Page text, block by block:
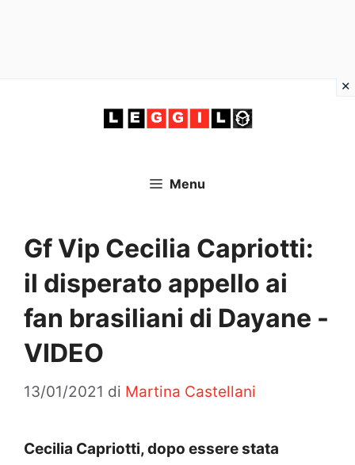
Menu
Gf Vip Cecilia Capriotti:
il disperato appello ai
fan brasiliani di Dayane -
VIDEO
13/01/2021 di Martina Castellani
Cecilia Capriotti, dopo essere stata